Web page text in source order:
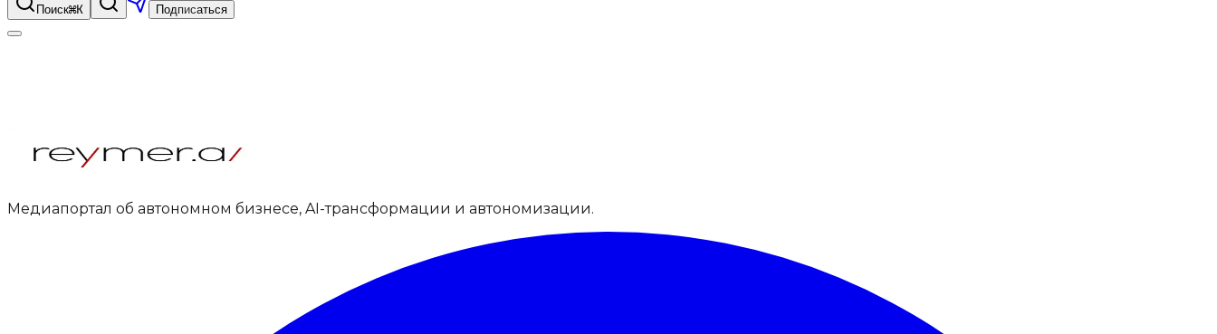
Поиск⌘K Подписаться
Медиапортал об автономном бизнесе, AI-трансформации и автономизации.